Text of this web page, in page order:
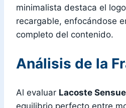
minimalista destaca el
recargable, enfocándose
completo del contenido.
Análisis de la
Al evaluar Lacoste
equilibrio perfecto entre